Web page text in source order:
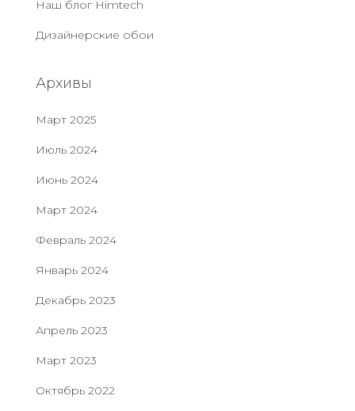
Наш блог Нimtech
Дизайнерские обои
Архивы
Март 2025
Июль 2024
Июнь 2024
Март 2024
Февраль 2024
Январь 2024
Декабрь 2023
Апрель 2023
Март 2023
Октябрь 2022